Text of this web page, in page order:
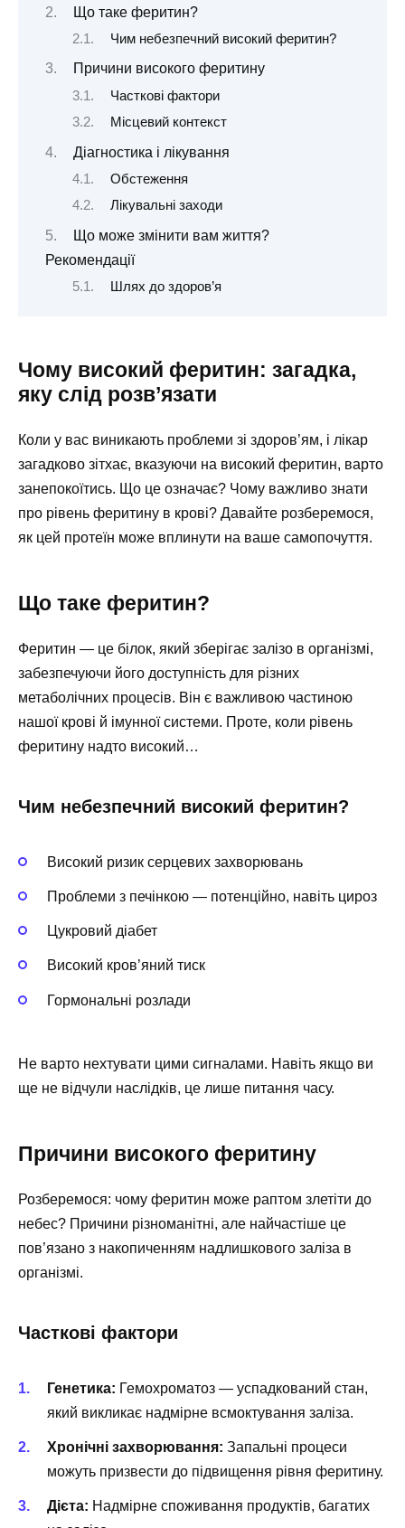
Що таке феритин?
Чим небезпечний високий феритин?
Причини високого феритину
Часткові фактори
Місцевий контекст
Діагностика і лікування
Обстеження
Лікувальні заходи
Що може змінити вам життя?
Рекомендації
Шлях до здоров’я
Чому високий феритин: загадка,
яку слід розв’язати
Коли у вас виникають проблеми зі здоров’ям, і лікар
загадково зітхає, вказуючи на високий феритин, варто
занепокоїтись. Що це означає? Чому важливо знати
про рівень феритину в крові? Давайте розберемося,
як цей протеїн може вплинути на ваше самопочуття.
Що таке феритин?
Феритин — це білок, який зберігає залізо в організмі,
забезпечуючи його доступність для різних
метаболічних процесів. Він є важливою частиною
нашої крові й імунної системи. Проте, коли рівень
феритину надто високий…
Чим небезпечний високий феритин?
Високий ризик серцевих захворювань
Проблеми з печінкою — потенційно, навіть цироз
Цукровий діабет
Високий кров’яний тиск
Гормональні розлади
Не варто нехтувати цими сигналами. Навіть якщо ви
ще не відчули наслідків, це лише питання часу.
Причини високого феритину
Розберемося: чому феритин може раптом злетіти до
небес? Причини різноманітні, але найчастіше це
пов’язано з накопиченням надлишкового заліза в
організмі.
Часткові фактори
Генетика: Гемохроматоз — успадкований стан,
який викликає надмірне всмоктування заліза.
Хронічні захворювання: Запальні процеси
можуть призвести до підвищення рівня феритину.
Дієта: Надмірне споживання продуктів, багатих